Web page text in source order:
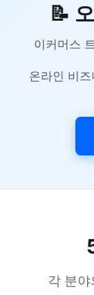
📝
이커머스
온라인 비
각 분